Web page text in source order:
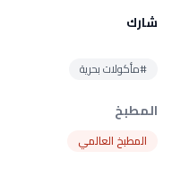
شارك
#مأكولات بحرية
المطبخ
المطبخ العالمي